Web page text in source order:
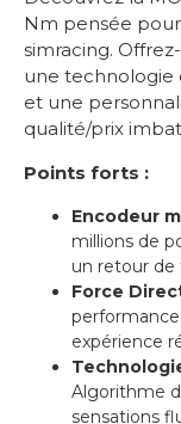
Nm pensée
simracing.
une technologie
et une
qualité/prix
Points forts :
Encodeur
millions de
un retour de
Force
expérience
Algorithme
sensations